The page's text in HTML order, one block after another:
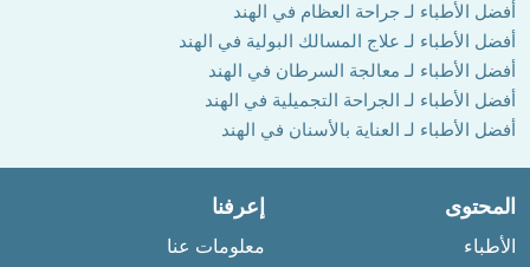
أفضل الأطباء لـ جراحة العظام في الهند
أفضل الأطباء لـ علاج المسالك البولية في الهند
أفضل الأطباء لـ معالجة السرطان في الهند
أفضل الأطباء لـ الجراحة التجميلية في الهند
أفضل الأطباء لـ العناية بالأسنان في الهند
المحتوى
الأطباء
إعرفنا
معلومات عنا